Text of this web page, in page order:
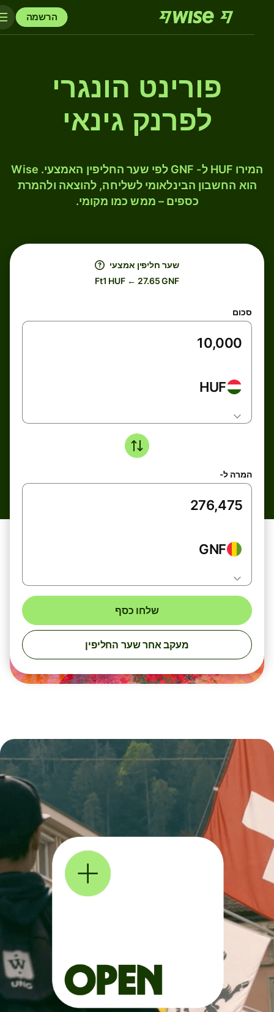
הרשמה
פורינט הונגרי
לפרנק גינאי
המירו HUF ל- GNF לפי שער החליפין האמצעי. Wise
הוא החשבון הבינלאומי לשליחה, להוצאה ולהמרת
כספים – ממש כמו מקומי.
שער חליפין אמצעי
Ft1 HUF ← 27.65 GNF
סכום
HUF
המרה ל-
GNF
שלחו כסף
מעקב אחר שער החליפין